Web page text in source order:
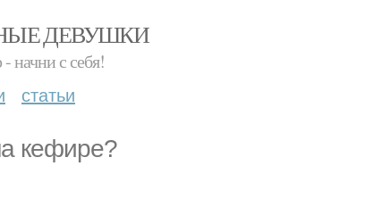
ДЕВУШКИ
начни с себя!
статьи
кефире?